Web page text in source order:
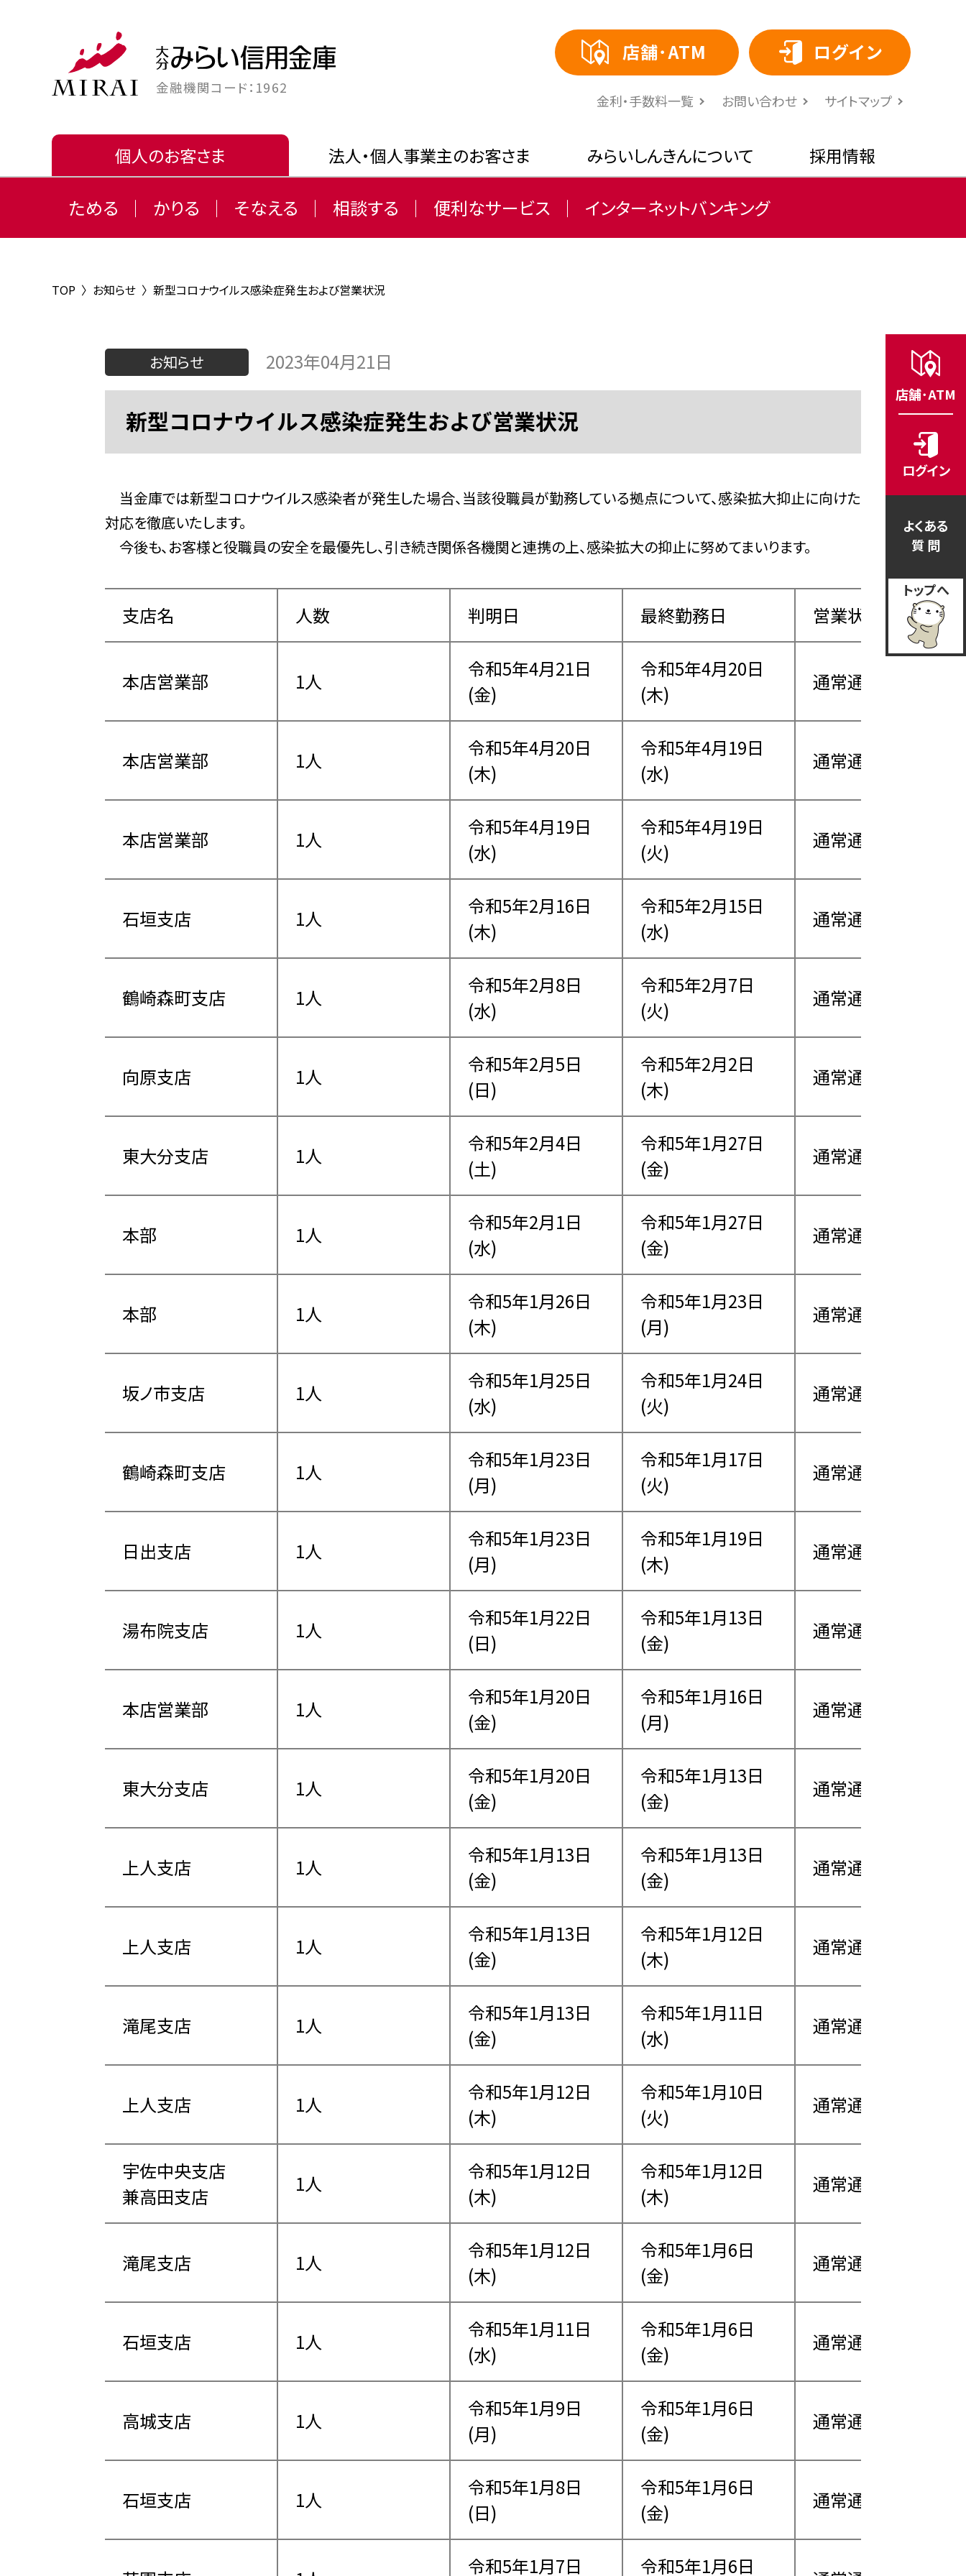
金融機関コード：1962
個人のお客さま
ためる かりる そなえる 相談する 便利なサービス インターネットバンキング
法人・個人事業主のお客さま みらいしんきんについて 採用情報
店舗･ATM ログイン
⾦利・⼿数料⼀覧 お問い合わせ サイトマップ
TOP 〉 お知らせ 〉 新型コロナウイルス感染症発生および営業状況
お知らせ 2023年04月21日
新型コロナウイルス感染症発生および営業状況
当金庫では新型コロナウイルス感染者が発生した場合、当該役職員が勤務している拠点について、感染拡大抑止に向けた
対応を徹底いたします。
今後も、お客様と役職員の安全を最優先し、引き続き関係各機関と連携の上、感染拡大の抑止に努めてまいります。
支店名 人数 判明日 最終勤務日 営業状況
本店営業部 1人
令和5年4月21日
(金)
令和5年4月20日
(木)
通常通り営業
本店営業部 1人
令和5年4月20日
(木)
令和5年4月19日
(水)
通常通り営業
本店営業部 1人
令和5年4月19日
(水)
令和5年4月19日
(火)
通常通り営業
石垣支店 1人
令和5年2月16日
(木)
令和5年2月15日
(水)
通常通り営業
鶴崎森町支店 1人
令和5年2月8日
(水)
令和5年2月7日
(火)
通常通り営業
向原支店 1人
令和5年2月5日
(日)
令和5年2月2日
(木)
通常通り営業
東大分支店 1人
令和5年2月4日
(土)
令和5年1月27日
(金)
通常通り営業
本部 1人
令和5年2月1日
(水)
令和5年1月27日
(金)
通常通り営業
本部 1人
令和5年1月26日
(木)
令和5年1月23日
(月)
通常通り営業
坂ノ市支店 1人
令和5年1月25日
(水)
令和5年1月24日
(火)
通常通り営業
鶴崎森町支店 1人
令和5年1月23日
(月)
令和5年1月17日
(火)
通常通り営業
日出支店 1人
令和5年1月23日
(月)
令和5年1月19日
(木)
通常通り営業
湯布院支店 1人
令和5年1月22日
(日)
令和5年1月13日
(金)
通常通り営業
本店営業部 1人
令和5年1月20日
(金)
令和5年1月16日
(月)
通常通り営業
東大分支店 1人
令和5年1月20日
(金)
令和5年1月13日
(金)
通常通り営業
上人支店 1人
令和5年1月13日
(金)
令和5年1月13日
(金)
通常通り営業
上人支店 1人
令和5年1月13日
(金)
令和5年1月12日
(木)
通常通り営業
滝尾支店 1人
令和5年1月13日
(金)
令和5年1月11日
(水)
通常通り営業
上人支店 1人
令和5年1月12日
(木)
令和5年1月10日
(火)
通常通り営業
宇佐中央支店
兼高田支店
1人
令和5年1月12日
(木)
令和5年1月12日
(木)
通常通り営業
滝尾支店 1人
令和5年1月12日
(木)
令和5年1月6日
(金)
通常通り営業
石垣支店 1人
令和5年1月11日
(水)
令和5年1月6日
(金)
通常通り営業
高城支店 1人
令和5年1月9日
(月)
令和5年1月6日
(金)
通常通り営業
石垣支店 1人
令和5年1月8日
(日)
令和5年1月6日
(金)
通常通り営業
令和5年1月7日 令和5年1月6日
店舗･ATM
ログイン
よくある
質 問
トップへ